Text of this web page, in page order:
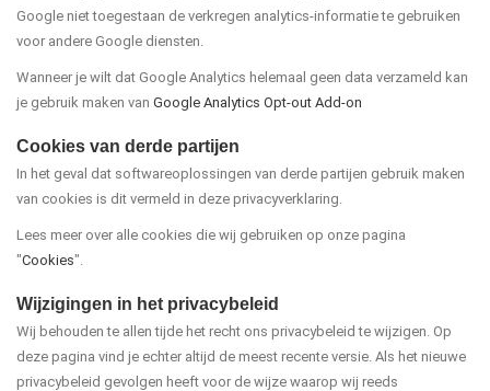
Google niet toegestaan de verkregen analytics-informatie te gebruiken
voor andere Google diensten.
Wanneer je wilt dat Google Analytics helemaal geen data verzameld kan
je gebruik maken van Google Analytics Opt-out Add-on
Cookies van derde partijen
In het geval dat softwareoplossingen van derde partijen gebruik maken
van cookies is dit vermeld in deze privacyverklaring.
Lees meer over alle cookies die wij gebruiken op onze pagina
"Cookies".
Wijzigingen in het privacybeleid
Wij behouden te allen tijde het recht ons privacybeleid te wijzigen. Op
deze pagina vind je echter altijd de meest recente versie. Als het nieuwe
privacybeleid gevolgen heeft voor de wijze waarop wij reeds